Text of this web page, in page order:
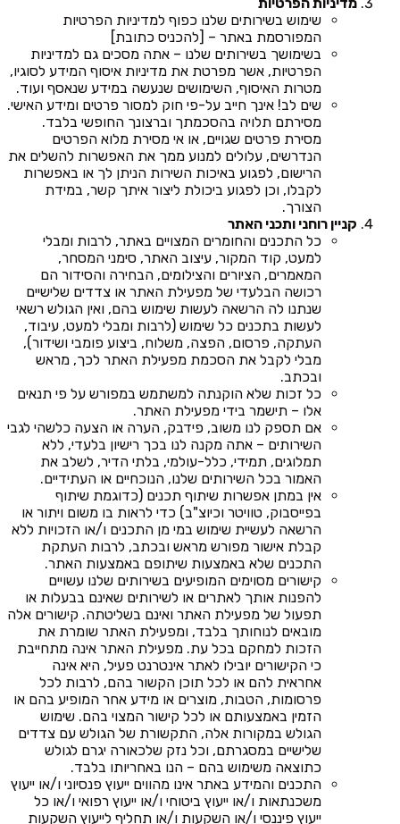
מדיניות הפרטיות
שימוש בשירותים שלנו כפוף למדיניות הפרטיות
המפורסמת באתר – [להכניס כתובת]
בשימושך בשירותים שלנו – אתה מסכים גם למדיניות
הפרטיות, אשר מפרטת את מדיניות איסוף המידע לסוגיו,
מטרות האיסוף, השימושים שנעשה במידע שנאסף ועוד.
שים לב! אינך חייב על-פי חוק למסור פרטים ומידע האישי.
מסירתם תלויה בהסכמתך וברצונך החופשי בלבד.
מסירת פרטים שגויים, או אי מסירת מלוא הפרטים
הנדרשים, עלולים למנוע ממך את האפשרות להשלים את
הרישום, לפגוע באיכות השירות הניתן לך או באפשרות
לקבלו, וכן לפגוע ביכולת ליצור איתך קשר, במידת
הצורך.
קניין רוחני ותכני האתר
כל התכנים והחומרים המצויים באתר, לרבות ומבלי
למעט, קוד המקור, עיצוב האתר, סימני המסחר,
המאמרים, הציורים והצילומים, הבחירה והסידור הם
רכושה הבלעדי של מפעילת האתר או צדדים שלישיים
שנתנו לה הרשאה לעשות שימוש בהם, ואין הגולש רשאי
לעשות בתכנים כל שימוש (לרבות ומבלי למעט, עיבוד,
העתקה, פרסום, הפצה, משלוח, ביצוע פומבי ושידור),
מבלי לקבל את הסכמת מפעילת האתר לכך, מראש
ובכתב.
כל זכות שלא הוקנתה למשתמש במפורש על פי תנאים
אלו – תישמר בידי מפעילת האתר.
אם תספק לנו משוב, פידבק, הערה או הצעה כלשהי לגבי
השירותים – אתה מקנה לנו בכך רישיון בלעדי, ללא
תמלוגים, תמידי, כלל-עולמי, בלתי הדיר, לשלב את
האמור בכל השירותים שלנו, הנוכחיים או העתידיים.
אין במתן אפשרות שיתוף תכנים (כדוגמת שיתוף
בפייסבוק, טוויטר וכיוצ"ב) כדי לראות בו משום ויתור או
הרשאה לעשיית שימוש במי מן התכנים ו/או הזכויות ללא
קבלת אישור מפורש מראש ובכתב, לרבות העתקת
התכנים שלא באמצעות שיתופם באמצעות האתר.
קישורים מסוימים המופיעים בשירותים שלנו עשויים
להפנות אותך לאתרים או לשירותים שאינם בבעלות או
תפעול של מפעילת האתר ואינם בשליטתה. קישורים אלה
מובאים לנוחותך בלבד, ומפעילת האתר שומרת את
הזכות למחקם בכל עת. מפעילת האתר אינה מתחייבת
כי הקישורים יובילו לאתר אינטרנט פעיל, היא אינה
אחראית להם או לכל תוכן הקשור בהם, לרבות לכל
פרסומות, הטבות, מוצרים או מידע אחר המופיע בהם או
הזמין באמצעותם או לכל קישור המצוי בהם. שימוש
הגולש במקורות אלה, התקשורת של הגולש עם צדדים
שלישיים במסגרתם, וכל נזק שלכאורה יגרם לגולש
כתוצאה משימוש בהם – הנו באחריותו בלבד.
התכנים והמידע באתר אינו מהווים ייעוץ פנסיוני ו/או ייעוץ
משכנתאות ו/או ייעוץ ביטוחי ו/או ייעוץ רפואי ו/או כל
ייעוץ פיננסי ו/או השקעות ו/או תחליף לייעוץ השקעות